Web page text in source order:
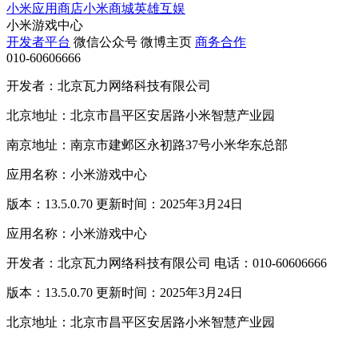
小米应用商店小米商城英雄互娱
小米游戏中心
开发者平台 微信公众号 微博主页 商务合作
010-60606666
开发者：北京瓦力网络科技有限公司
北京地址：北京市昌平区安居路小米智慧产业园
南京地址：南京市建邺区永初路37号小米华东总部
应用名称：小米游戏中心
版本：13.5.0.70 更新时间：2025年3月24日
应用名称：小米游戏中心
开发者：北京瓦力网络科技有限公司 电话：010-60606666
版本：13.5.0.70 更新时间：2025年3月24日
北京地址：北京市昌平区安居路小米智慧产业园